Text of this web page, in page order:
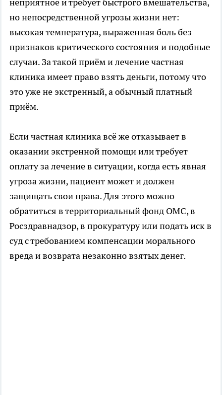
неприятное и требует быстрого вмешательства,
но непосредственной угрозы жизни нет:
высокая температура, выраженная боль без
признаков критического состояния и подобные
случаи. За такой приём и лечение частная
клиника имеет право взять деньги, потому что
это уже не экстренный, а обычный платный
приём.
Если частная клиника всё же отказывает в
оказании экстренной помощи или требует
оплату за лечение в ситуации, когда есть явная
угроза жизни, пациент может и должен
защищать свои права. Для этого можно
обратиться в территориальный фонд ОМС, в
Росздравнадзор, в прокуратуру или подать иск в
суд с требованием компенсации морального
вреда и возврата незаконно взятых денег.